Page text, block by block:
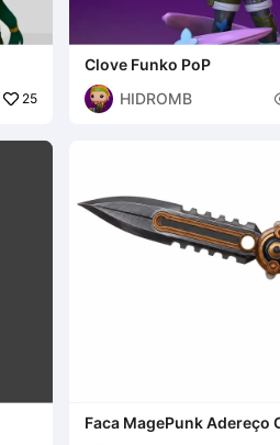
25
Clove Funko PoP
HIDROMB
Faca MagePunk Adereço